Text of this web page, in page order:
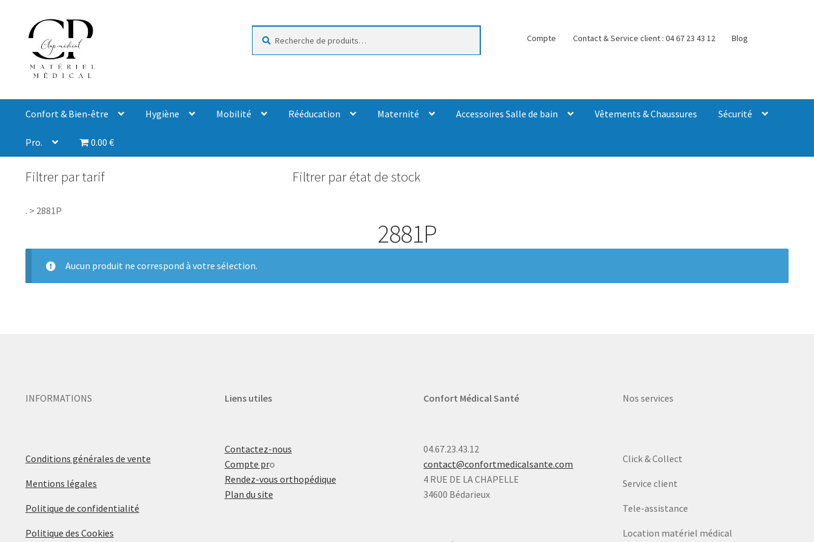
Compte Contact & Service client : 04 67 23 43 12 Blog
Confort & Bien-être Hygiène Mobilité Rééducation Maternité Accessoires Salle de bain Vêtements & Chaussures Sécurité
Pro. 0.00 €
Filtrer par tarif Filtrer par état de stock
. > 2881P
2881P
Aucun produit ne correspond à votre sélection.
INFORMATIONS
Conditions générales de vente
Mentions légales
Politique de confidentialité
Politique des Cookies
Liens utiles
Contactez-nous
Compte pro
Rendez-vous orthopédique
Plan du site
Confort Médical Santé
04.67.23.43.12
contact@confortmedicalsante.com
4 RUE DE LA CHAPELLE
34600 Bédarieux
Nos services
Click & Collect
Service client
Tele-assistance
Location matériel médical